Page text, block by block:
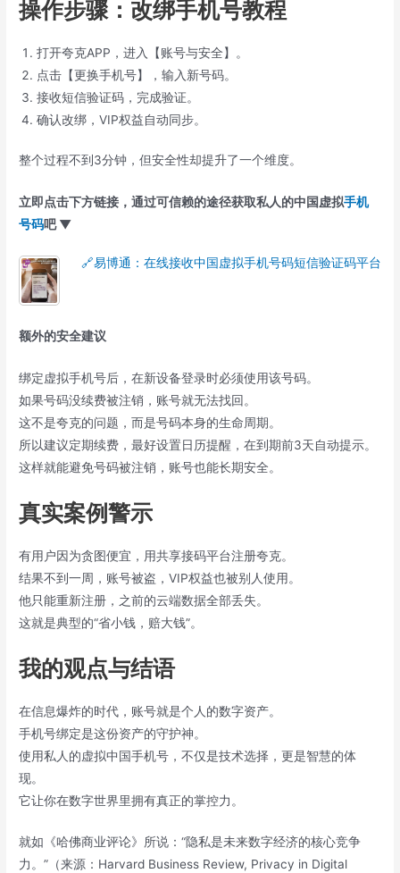
操作步骤：改绑手机号教程
打开夸克APP，进入【账号与安全】。
点击【更换手机号】，输入新号码。
接收短信验证码，完成验证。
确认改绑，VIP权益自动同步。
整个过程不到3分钟，但安全性却提升了一个维度。
立即点击下方链接，通过可信赖的途径获取私人的中国虚拟手机
号码吧 ▼
🔗易博通：在线接收中国虚拟手机号码短信验证码平台
额外的安全建议
绑定虚拟手机号后，在新设备登录时必须使用该号码。
如果号码没续费被注销，账号就无法找回。
这不是夸克的问题，而是号码本身的生命周期。
所以建议定期续费，最好设置日历提醒，在到期前3天自动提示。
这样就能避免号码被注销，账号也能长期安全。
真实案例警示
有用户因为贪图便宜，用共享接码平台注册夸克。
结果不到一周，账号被盗，VIP权益也被别人使用。
他只能重新注册，之前的云端数据全部丢失。
这就是典型的“省小钱，赔大钱”。
我的观点与结语
在信息爆炸的时代，账号就是个人的数字资产。
手机号绑定是这份资产的守护神。
使用私人的虚拟中国手机号，不仅是技术选择，更是智慧的体
现。
它让你在数字世界里拥有真正的掌控力。
就如《哈佛商业评论》所说：“隐私是未来数字经济的核心竞争
力。”（来源：Harvard Business Review, Privacy in Digital